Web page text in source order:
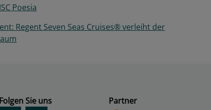
Poesia
Regent Seven Seas Cruises® verleiht der
Folgen Sie uns Partner